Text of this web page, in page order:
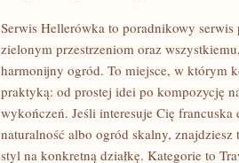
Serwis Hellerówka to poradnikowy
zielonym przestrzeniom oraz
harmonijny ogród. To miejsce, w którym
praktyką: od prostej idei po kompozycję
wykończeń. Jeśli interesuje Cię francuska
naturalność albo ogród skalny, znajdziesz
styl na konkretną działkę. Kategorie to